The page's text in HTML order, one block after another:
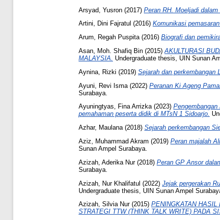
Arsyad, Yusron (2017) Peran RH. Moeljadi
Artini, Dini Fajratul (2016) Komunikasi
Arum, Regah Puspita(2016) Biografi dan
Asan, Moh. Shafiq Bin (2015) AKULTURASI
MALAYSIA.
Undergraduate thesis, UIN Sunan
Aynina, Rizki (2019) Sejarah dan perkembangan
Ayuni, Revi Isma (2022) Peranan Ki Ageng
Surabaya.
Ayuningtyas, Fina Arrizka(2023)
pemahaman peserta didik di MTsN 1 Sidoarjo.
Azhar, Maulana(2018) Sejarah perkembangan
Aziz, Muhammad Akram (2019) Peran majalah
Sunan Ampel Surabaya.
Azizah, Aderika Nur(2018) Peran GP Ansor
Surabaya.
Azizah, Nur Khalifatul (2022) Jejak pergerakan
Undergraduate thesis, UIN Sunan Ampel
Azizah, Silvia Nur(2015) PENINGKATAN HASIL
STRATEGI TTW (THINK TALK WRITE) PADA